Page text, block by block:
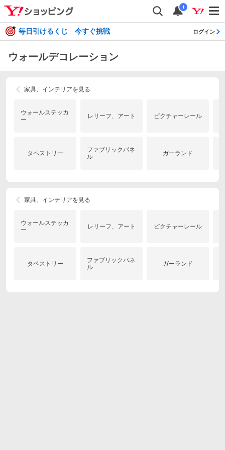
i
毎日引けるくじ 今すぐ挑戦 ログイン
ウォールデコレーション
家具、インテリアを見る
ウォールステッカ
ー
タペストリー
レリーフ、アート
ファブリックパネ
ル
ピクチャーレール
ガーランド
家具、インテリアを見る
ウォールステッカ
ー
タペストリー
レリーフ、アート
ファブリックパネ
ル
ピクチャーレール
ガーランド